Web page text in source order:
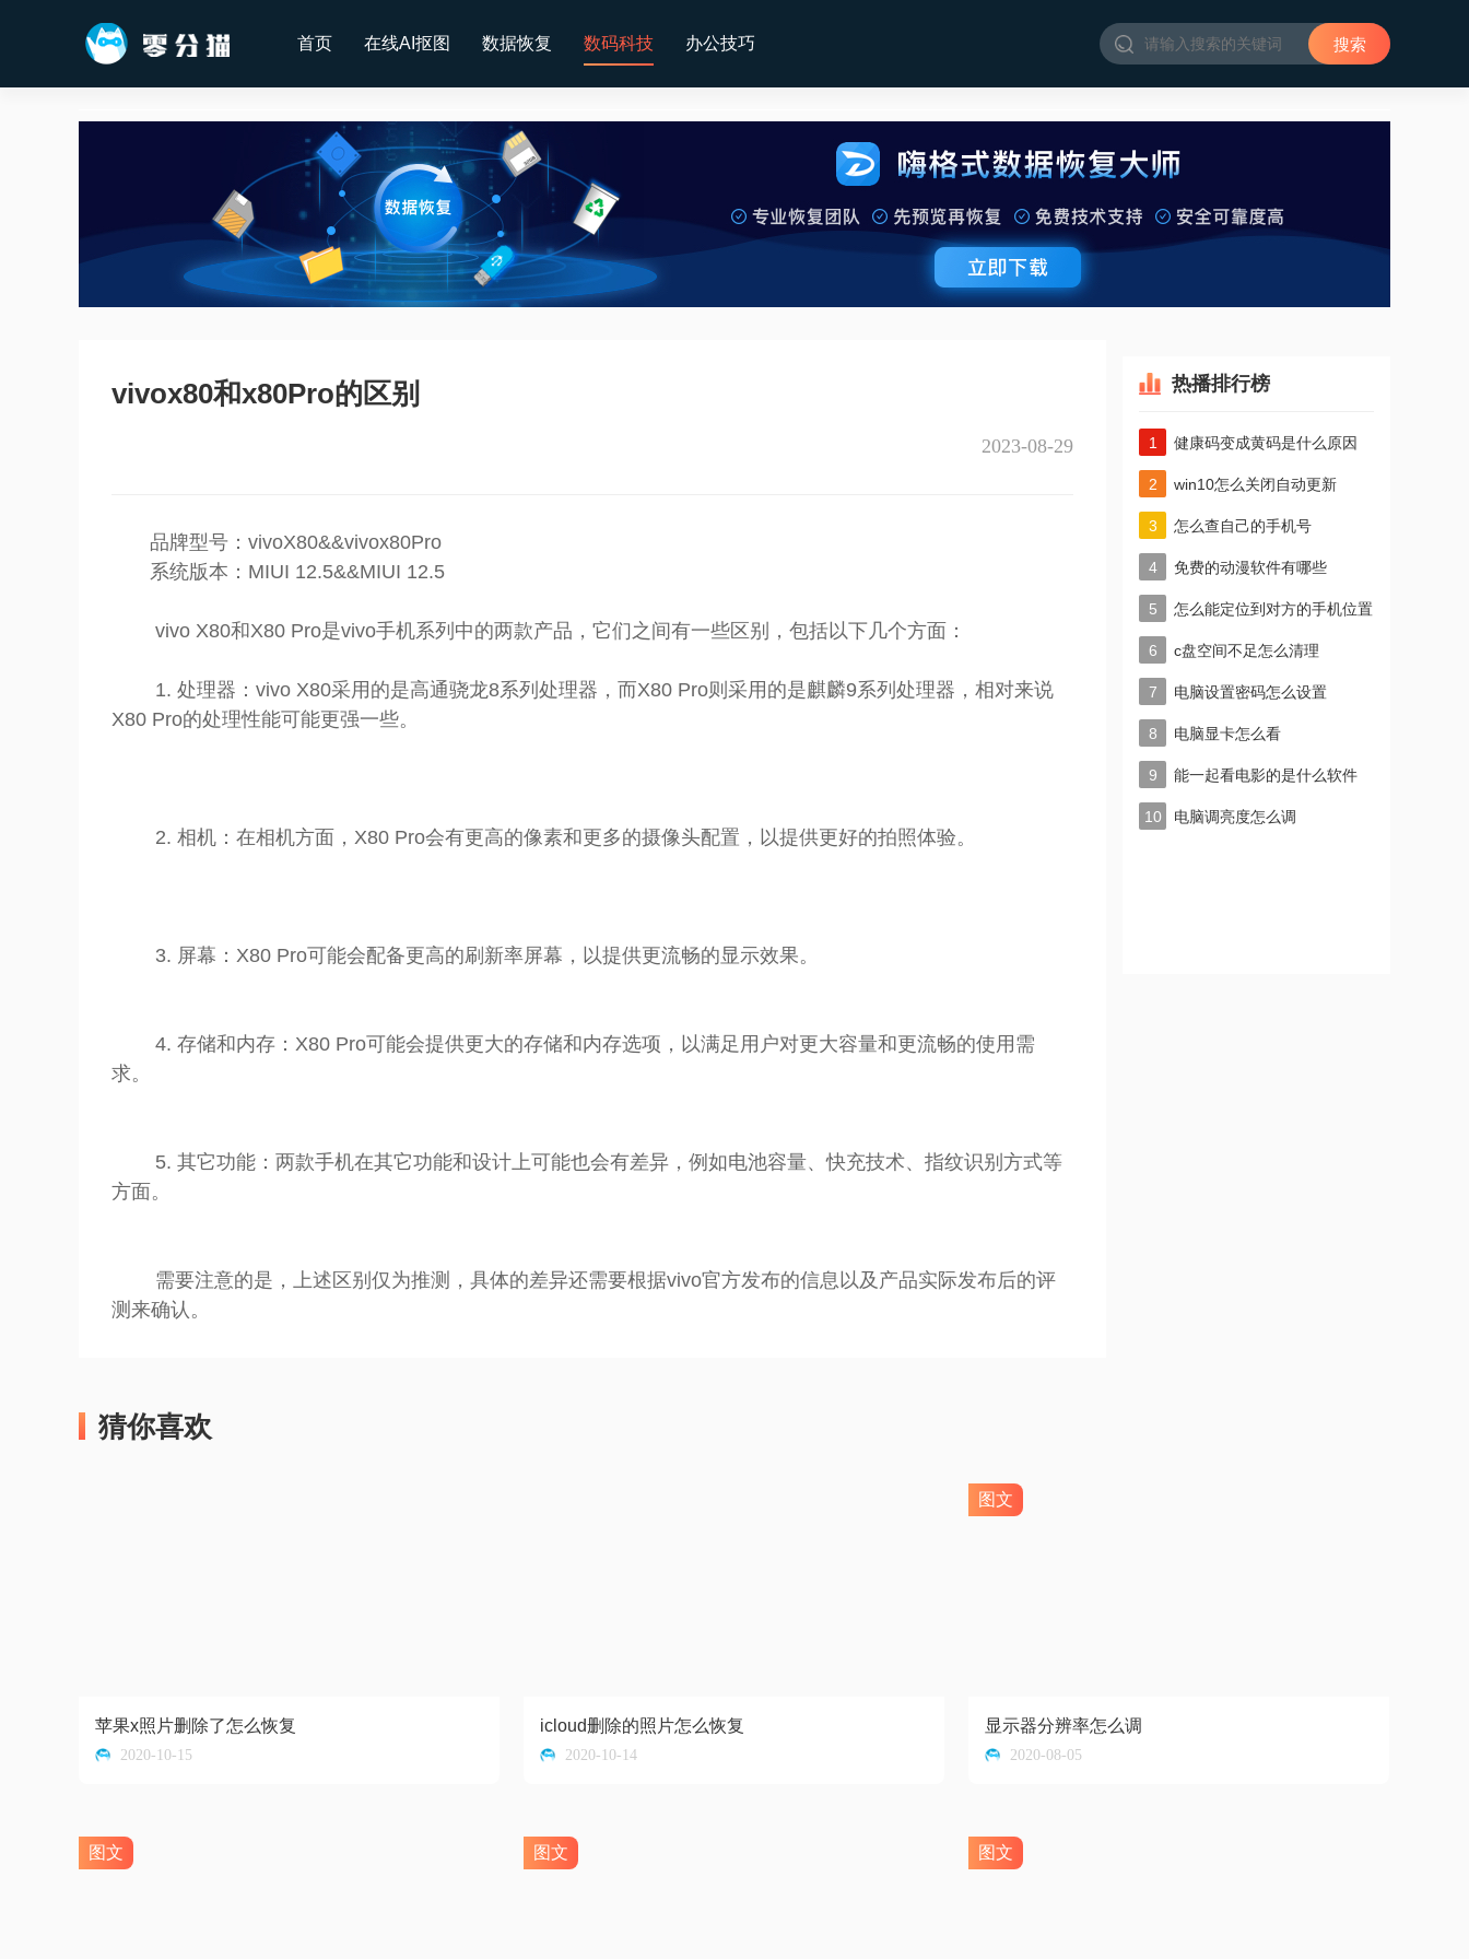
首页 在线AI抠图 数据恢复 数码科技 办公技巧
vivox80和x80Pro的区别
2023-08-29
品牌型号：vivoX80&&vivox80Pro
系统版本：MIUI 12.5&&MIUI 12.5
vivo X80和X80 Pro是vivo手机系列中的两款产品，它们之间有一些区别，包括以下几个方面：
1. 处理器：vivo X80采用的是高通骁龙8系列处理器，而X80 Pro则采用的是麒麟9系列处理器，相对来说
X80 Pro的处理性能可能更强一些。
2. 相机：在相机方面，X80 Pro会有更高的像素和更多的摄像头配置，以提供更好的拍照体验。
3. 屏幕：X80 Pro可能会配备更高的刷新率屏幕，以提供更流畅的显示效果。
4. 存储和内存：X80 Pro可能会提供更大的存储和内存选项，以满足用户对更大容量和更流畅的使用需
求。
5. 其它功能：两款手机在其它功能和设计上可能也会有差异，例如电池容量、快充技术、指纹识别方式等
方面。
需要注意的是，上述区别仅为推测，具体的差异还需要根据vivo官方发布的信息以及产品实际发布后的评
测来确认。
热播排行榜
健康码变成黄码是什么原因
win10怎么关闭自动更新
怎么查自己的手机号
免费的动漫软件有哪些
怎么能定位到对方的手机位置
c盘空间不足怎么清理
电脑设置密码怎么设置
电脑显卡怎么看
能一起看电影的是什么软件
电脑调亮度怎么调
猜你喜欢
苹果x照片删除了怎么恢复
2020-10-15
icloud删除的照片怎么恢复
2020-10-14
图文
显示器分辨率怎么调
2020-08-05
图文 图文 图文